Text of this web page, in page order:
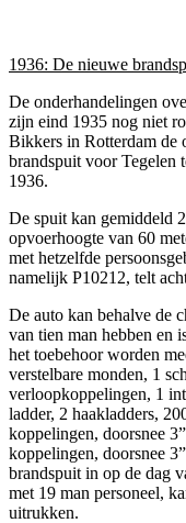
1936: De nieuwe
De onderhandelingen
zijn eind 1935 nog niet
Bikkers in Rotterdam de
brandspuit voor Tegelen
1936.
De spuit kan gemiddeld
opvoerhoogte van 60
met hetzelfde
namelijk P10212, telt
De auto kan behalve de
van tien man hebben en
het toebehoor worden
verstelbare monden, 1
verloopkoppelingen, 1
ladder, 2 haakladders,
koppelingen, doorsnee
koppelingen, doorsnee
brandspuit in op de dag
met 19 man personeel,
uitrukken.